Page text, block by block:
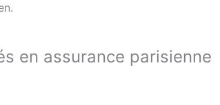
en assurance parisienne